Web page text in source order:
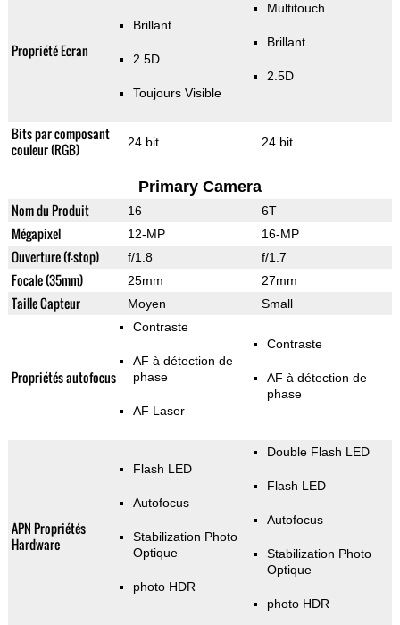
Propriété Ecran
Brillant
2.5D
Toujours Visible
Multitouch
Brillant
2.5D
Bits par composant
couleur (RGB)
24 bit 24 bit
Primary Camera
Nom du Produit 16 6T
Mégapixel 12-MP 16-MP
Ouverture (f-stop) f/1.8 f/1.7
Focale (35mm) 25mm 27mm
Taille Capteur Moyen Small
Propriétés autofocus
Contraste
AF à détection de
phase
AF Laser
Contraste
AF à détection de
phase
APN Propriétés
Hardware
Flash LED
Autofocus
Stabilization Photo
Optique
photo HDR
Double Flash LED
Flash LED
Autofocus
Stabilization Photo
Optique
photo HDR